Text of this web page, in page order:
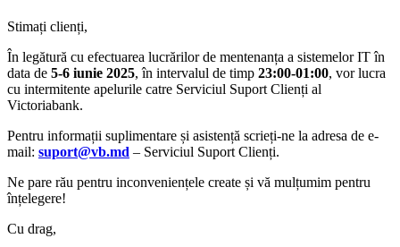
Stimați clienți,
În legătură cu efectuarea lucrărilor de mentenanța a sistemelor IT în
data de 5-6 iunie 2025, în intervalul de timp 23:00-01:00, vor lucra
cu intermitente apelurile catre Serviciul Suport Clienți al
Victoriabank.
Pentru informații suplimentare și asistență scrieți-ne la adresa de e-
mail: suport@vb.md – Serviciul Suport Clienți.
Ne pare rău pentru inconveniențele create și vă mulțumim pentru
înțelegere!
Cu drag,